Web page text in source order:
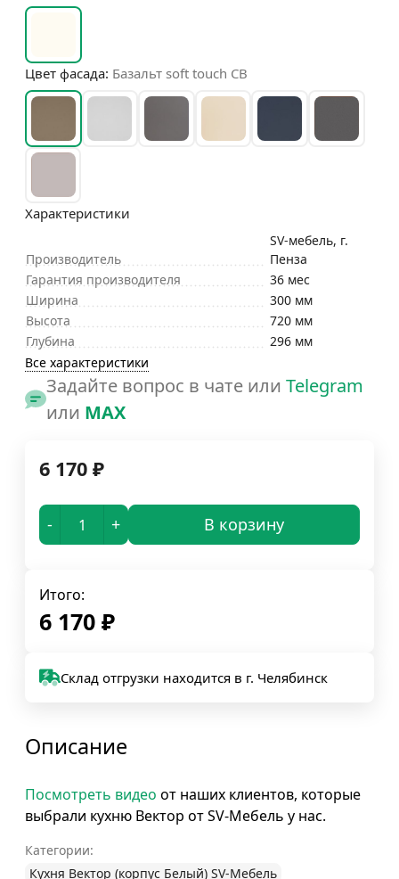
Цвет фасада: Базальт soft touch СВ
Характеристики
Производитель
SV-мебель, г.
Пенза
Гарантия производителя
36 мес
Ширина
300 мм
Высота
720 мм
Глубина
296 мм
Все характеристики
Задайте вопрос в чате или Telegram
или MAX
6 170 ₽
- + В корзину
Итого:
6 170 ₽
Склад отгрузки находится в г. Челябинск
Описание
Посмотреть видео от наших клиентов, которые
выбрали кухню Вектор от SV-Мебель у нас.
Категории:
Кухня Вектор (корпус Белый) SV-Мебель